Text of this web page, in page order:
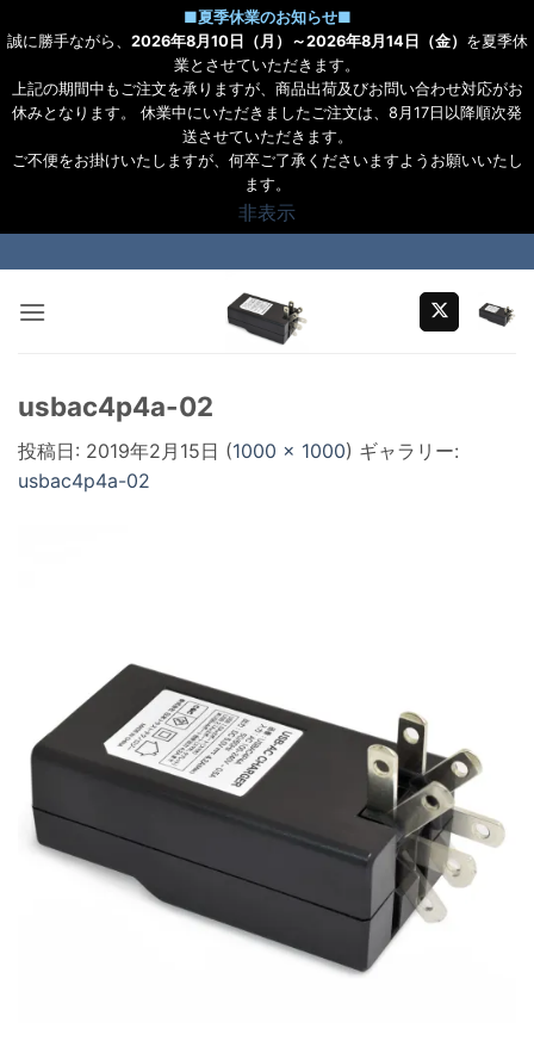
■夏季休業のお知らせ■
誠に勝手ながら、 2026年8月10日（月）～2026年8月14日（金） を夏季休
業とさせていただきます。
上記の期間中もご注文を承りますが、商品出荷及びお問い合わせ対応がお
休みとなります。 休業中にいただきましたご注文は、8月17日以降順次発
送させていただきます。
ご不便をお掛けいたしますが、何卒ご了承くださいますようお願いいたし
ます。
非表示
to
content
usbac4p4a-02
投稿日: 2019年2月15日 (1000 × 1000) ギャラリー:
usbac4p4a-02